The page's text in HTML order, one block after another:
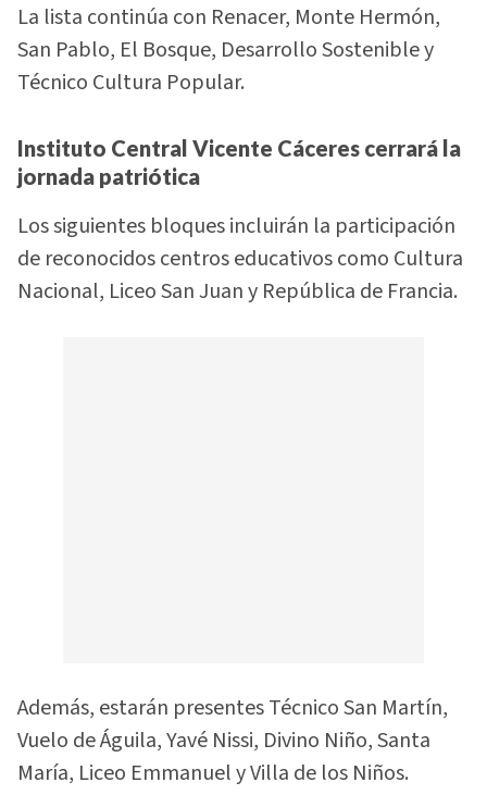
La lista continúa con Renacer, Monte Hermón,
San Pablo, El Bosque, Desarrollo Sostenible y
Técnico Cultura Popular.
Instituto Central Vicente Cáceres cerrará la
jornada patriótica
Los siguientes bloques incluirán la participación
de reconocidos centros educativos como Cultura
Nacional, Liceo San Juan y República de Francia.
Además, estarán presentes Técnico San Martín,
Vuelo de Águila, Yavé Nissi, Divino Niño, Santa
María, Liceo Emmanuel y Villa de los Niños.